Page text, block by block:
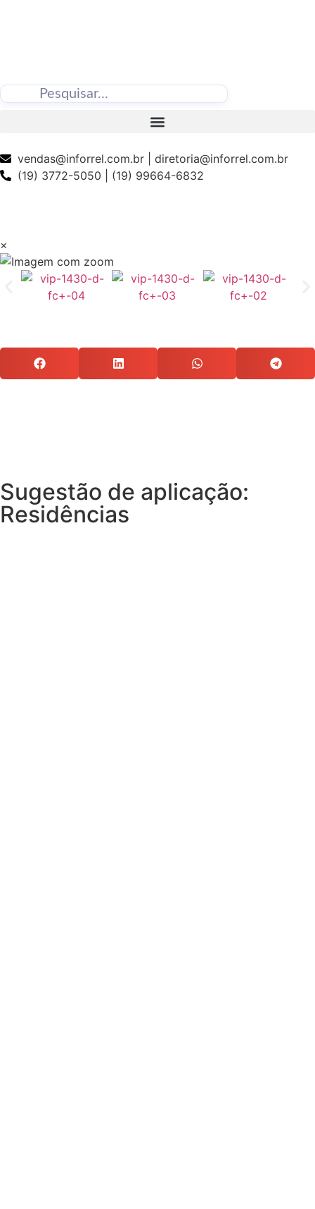
vendas@inforrel.com.br | diretoria@inforrel.com.br
(19) 3772-5050 | (19) 99664-6832
×
Sugestão de aplicação:
Residências